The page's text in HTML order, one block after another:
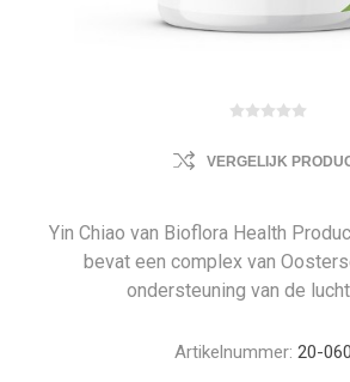
VERGELIJK
Yin Chiao van Bioflora Health
bevat een complex van
ondersteuning van de
Artikelnummer: 20-